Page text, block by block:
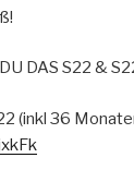
DAS S22 &
(inkl 36